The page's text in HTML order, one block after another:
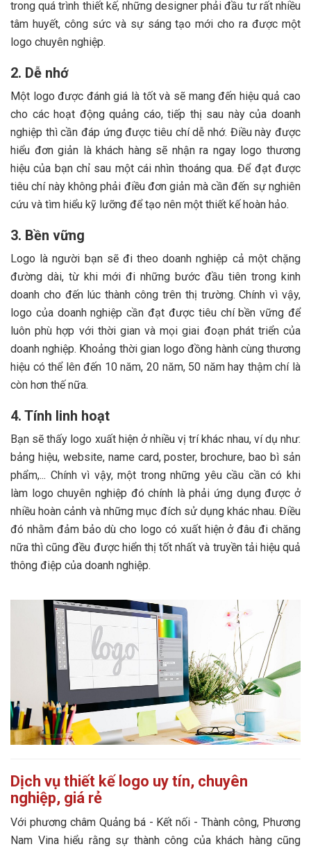
trong quá trình thiết kế, những designer phải đầu tư rất nhiều
tâm huyết, công sức và sự sáng tạo mới cho ra được một
logo chuyên nghiệp.
2. Dễ nhớ
Một logo được đánh giá là tốt và sẽ mang đến hiệu quả cao
cho các hoạt động quảng cáo, tiếp thị sau này của doanh
nghiệp thì cần đáp ứng được tiêu chí dễ nhớ. Điều này được
hiểu đơn giản là khách hàng sẽ nhận ra ngay logo thương
hiệu của bạn chỉ sau một cái nhìn thoáng qua. Để đạt được
tiêu chí này không phải điều đơn giản mà cần đến sự nghiên
cứu và tìm hiểu kỹ lưỡng để tạo nên một thiết kế hoàn hảo.
3. Bền vững
Logo là người bạn sẽ đi theo doanh nghiệp cả một chặng
đường dài, từ khi mới đi những bước đầu tiên trong kinh
doanh cho đến lúc thành công trên thị trường. Chính vì vậy,
logo của doanh nghiệp cần đạt được tiêu chí bền vững để
luôn phù hợp với thời gian và mọi giai đoạn phát triển của
doanh nghiệp. Khoảng thời gian logo đồng hành cùng thương
hiệu có thể lên đến 10 năm, 20 năm, 50 năm hay thậm chí là
còn hơn thế nữa.
4. Tính linh hoạt
Bạn sẽ thấy logo xuất hiện ở nhiều vị trí khác nhau, ví dụ như:
bảng hiệu, website, name card, poster, brochure, bao bì sản
phẩm,... Chính vì vậy, một trong những yêu cầu cần có khi
làm logo chuyên nghiệp đó chính là phải ứng dụng được ở
nhiều hoàn cảnh và những mục đích sử dụng khác nhau. Điều
đó nhằm đảm bảo dù cho logo có xuất hiện ở đâu đi chăng
nữa thì cũng đều được hiển thị tốt nhất và truyền tải hiệu quả
thông điệp của doanh nghiệp.
Dịch vụ thiết kế logo uy tín, chuyên
nghiệp, giá rẻ
Với phương châm Quảng bá - Kết nối - Thành công, Phương
Nam Vina hiểu rằng sự thành công của khách hàng cũng